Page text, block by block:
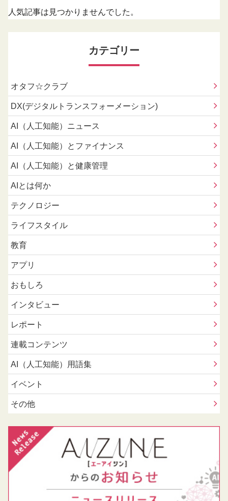
人気記事は見つかりませんでした。
カテゴリー
オタフ☆クラブ
DX(デジタルトランスフォーメーション)
AI（人工知能）ニュース
AI（人工知能）とファイナンス
AI（人工知能）と健康管理
AIとは何か
テクノロジー
ライフスタイル
教育
アプリ
おもしろ
インタビュー
レポート
連載コンテンツ
AI（人工知能）用語集
イベント
その他